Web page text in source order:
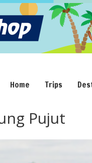
Home Trips
Pujut